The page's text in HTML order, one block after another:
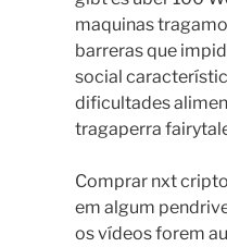
maquinas
barreras que
social
dificultades
tragaperra
Comprar nxt
em algum
os vídeos forem